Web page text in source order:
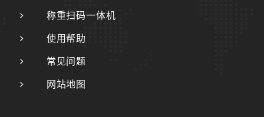
称重扫码一体机
使用帮助
常见问题
网站地图